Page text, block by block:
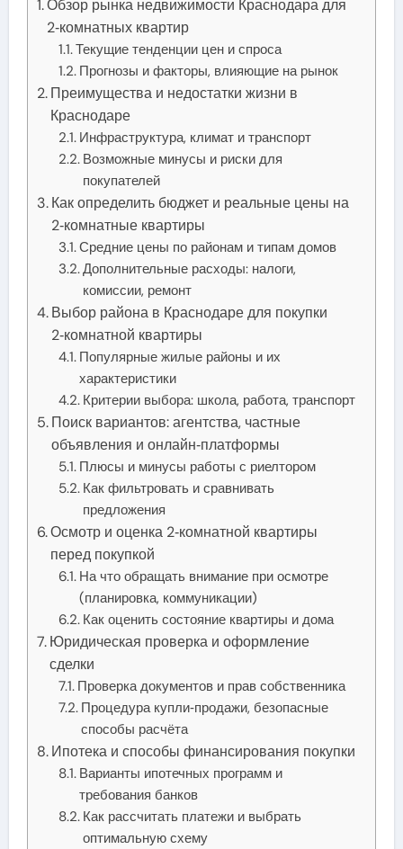
Обзор рынка недвижимости Краснодара для
2‑комнатных квартир
Текущие тенденции цен и спроса
Прогнозы и факторы, влияющие на рынок
Преимущества и недостатки жизни в
Краснодаре
Инфраструктура, климат и транспорт
Возможные минусы и риски для
покупателей
Как определить бюджет и реальные цены на
2‑комнатные квартиры
Средние цены по районам и типам домов
Дополнительные расходы: налоги,
комиссии, ремонт
Выбор района в Краснодаре для покупки
2‑комнатной квартиры
Популярные жилые районы и их
характеристики
Критерии выбора: школа, работа, транспорт
Поиск вариантов: агентства, частные
объявления и онлайн‑платформы
Плюсы и минусы работы с риелтором
Как фильтровать и сравнивать
предложения
Осмотр и оценка 2‑комнатной квартиры
перед покупкой
На что обращать внимание при осмотре
(планировка, коммуникации)
Как оценить состояние квартиры и дома
Юридическая проверка и оформление
сделки
Проверка документов и прав собственника
Процедура купли‑продажи, безопасные
способы расчёта
Ипотека и способы финансирования покупки
Варианты ипотечных программ и
требования банков
Как рассчитать платежи и выбрать
оптимальную схему